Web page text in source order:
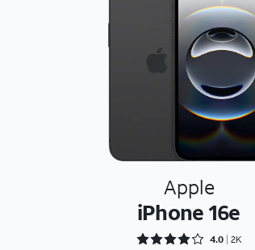
Apple
iPhone 16e
Rated 4.0765 out of 5
4.0 2K